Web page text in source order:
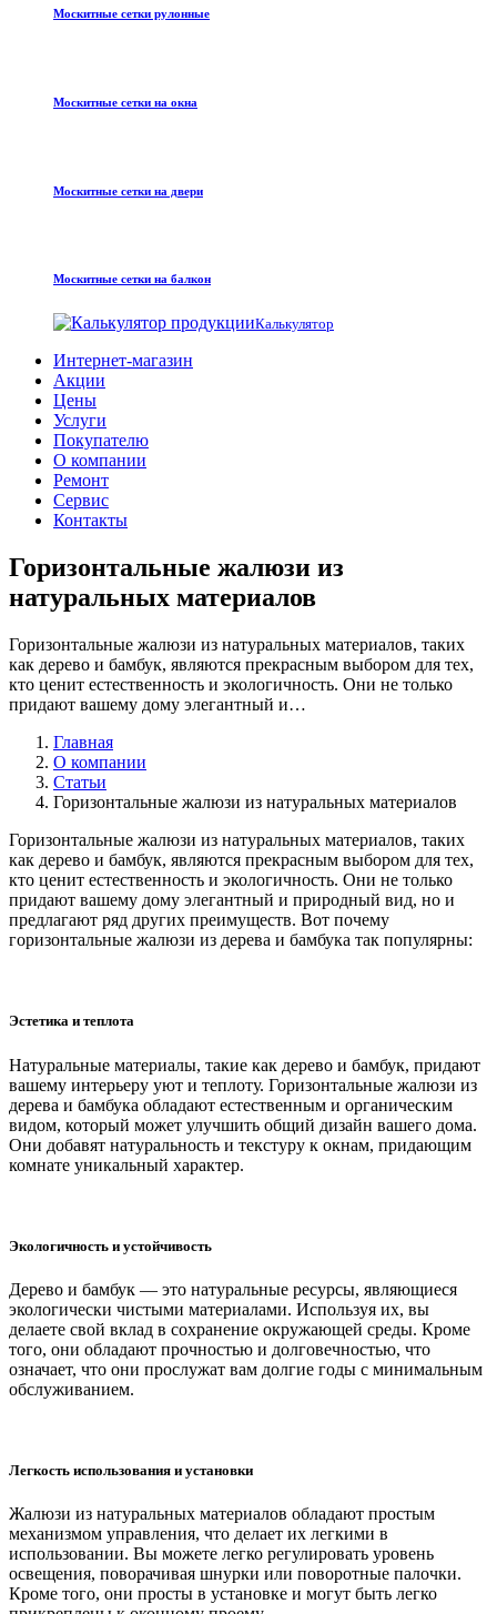
Москитные сетки рулонные
Москитные сетки на окна
Москитные сетки на двери
Москитные сетки на балкон
Калькулятор
Интернет-магазин
Акции
Цены
Услуги
Покупателю
О компании
Ремонт
Сервис
Контакты
Горизонтальные жалюзи из
натуральных материалов
Горизонтальные жалюзи из натуральных материалов, таких
как дерево и бамбук, являются прекрасным выбором для тех,
кто ценит естественность и экологичность. Они не только
придают вашему дому элегантный и…
Главная
О компании
Статьи
Горизонтальные жалюзи из натуральных материалов
Горизонтальные жалюзи из натуральных материалов, таких
как дерево и бамбук, являются прекрасным выбором для тех,
кто ценит естественность и экологичность. Они не только
придают вашему дому элегантный и природный вид, но и
предлагают ряд других преимуществ. Вот почему
горизонтальные жалюзи из дерева и бамбука так популярны:
Эстетика и теплота
Натуральные материалы, такие как дерево и бамбук, придают
вашему интерьеру уют и теплоту. Горизонтальные жалюзи из
дерева и бамбука обладают естественным и органическим
видом, который может улучшить общий дизайн вашего дома.
Они добавят натуральность и текстуру к окнам, придающим
комнате уникальный характер.
Экологичность и устойчивость
Дерево и бамбук — это натуральные ресурсы, являющиеся
экологически чистыми материалами. Используя их, вы
делаете свой вклад в сохранение окружающей среды. Кроме
того, они обладают прочностью и долговечностью, что
означает, что они прослужат вам долгие годы с минимальным
обслуживанием.
Легкость использования и установки
Жалюзи из натуральных материалов обладают простым
механизмом управления, что делает их легкими в
использовании. Вы можете легко регулировать уровень
освещения, поворачивая шнурки или поворотные палочки.
Кроме того, они просты в установке и могут быть легко